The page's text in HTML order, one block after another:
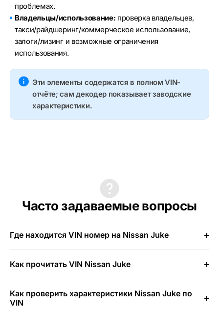
проблемах.
Владельцы/использование: проверка владельцев,
такси/райдшеринг/коммерческое использование,
залоги/лизинг и возможные ограничения
использования.
Эти элементы содержатся в полном VIN-
отчёте; сам декодер показывает заводские
характеристики.
Часто задаваемые вопросы
Где находится VIN номер на Nissan Juke
Как прочитать VIN Nissan Juke
Как проверить характеристики Nissan Juke по
VIN